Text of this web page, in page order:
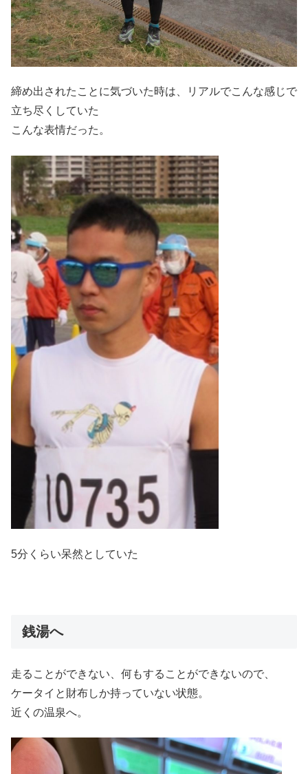
締め出されたことに気づいた時は、リアルでこんな感じで
立ち尽くしていた
こんな表情だった。
5分くらい呆然としていた
銭湯へ
走ることができない、何もすることができないので、
ケータイと財布しか持っていない状態。
近くの温泉へ。